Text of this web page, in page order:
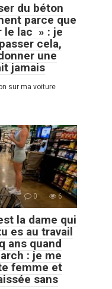
du béton
parce que
le lac » : je
cela,
une
jamais
sur ma voiture
0 6
la dame qui
es au travail
ans quand
: je me
femme et
sans